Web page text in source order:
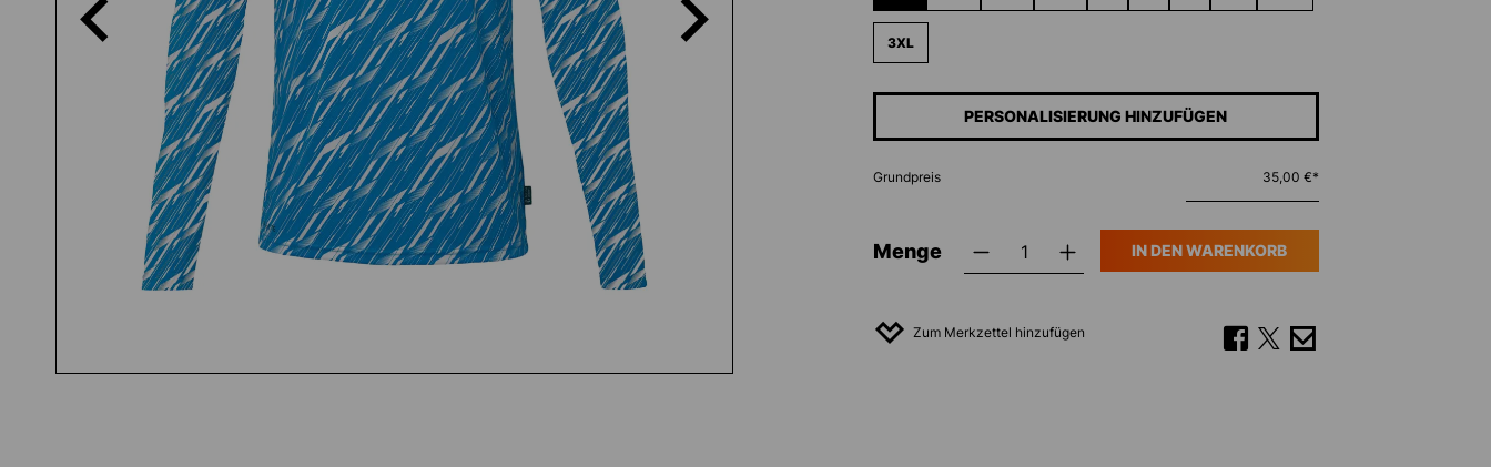
3XL
PERSONALISIERUNG HINZUFÜGEN
Grundpreis 35,00 €*
Menge IN DEN WARENKORB
Zum Merkzettel hinzufügen